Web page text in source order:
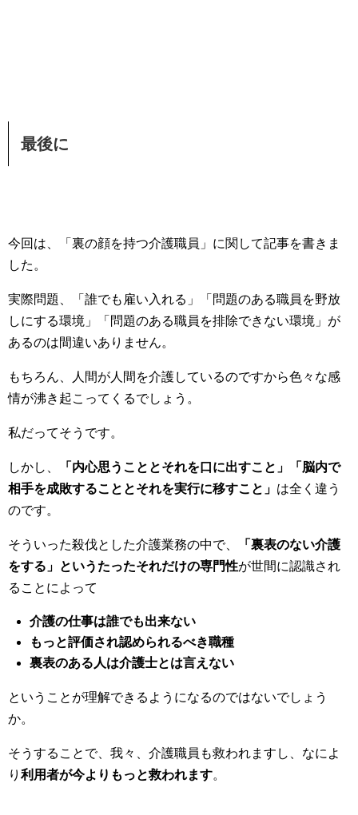
最後に
今回は、「裏の顔を持つ介護職員」に関して記事を書きま
した。
実際問題、「誰でも雇い入れる」「問題のある職員を野放
しにする環境」「問題のある職員を排除できない環境」が
あるのは間違いありません。
もちろん、人間が人間を介護しているのですから色々な感
情が沸き起こってくるでしょう。
私だってそうです。
しかし、
「内心思うこととそれを口に出すこと」「脳内で
相手を成敗することとそれを実行に移すこと」 は全く違う
のです。
そういった殺伐とした介護業務の中で、
「裏表のない介護
をする」というたったそれだけの専門性が世間に認識され
ることによって
介護の仕事は誰でも出来ない
もっと評価され認められるべき職種
裏表のある人は介護士とは言えない
ということが理解できるようになるのではないでしょう
か。
そうすることで、我々、介護職員も救われますし、なによ
り 利用者が今よりもっと救われます。